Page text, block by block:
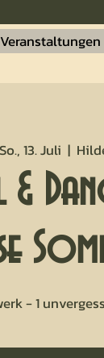
Veranstaltungen
So., 13. Juli
  |
- 1